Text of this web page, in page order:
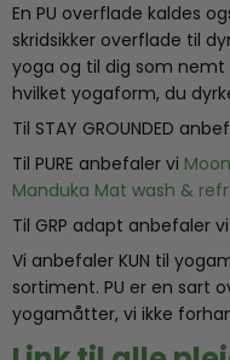
En PU overflade kaldes
skridsikker overflade til
yoga og til dig som
hvilket yogaform, du
Til STAY GROUNDED
Til PURE anbefaler vi
Manduka Mat wash &
Til GRP adapt anbefaler vi
Vi anbefaler KUN til
sortiment. PU er en sart
yogamåtter, vi ikke